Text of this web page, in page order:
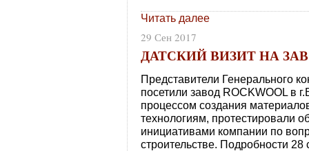
Читать далее
29 Сен 2017
ДАТСКИЙ ВИЗИТ НА
Представители Генерального
посетили завод ROCKWOOL в
процессом создания
технологиям, протестировали
инициативами компании по
строительстве. Подробности